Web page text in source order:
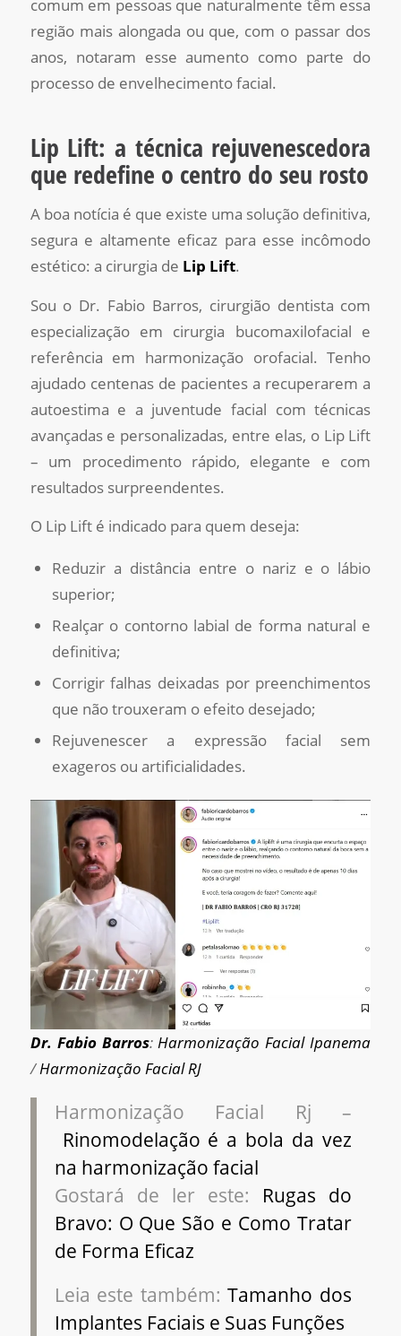
comum em pessoas que naturalmente têm essa
região mais alongada ou que, com o passar dos
anos, notaram esse aumento como parte do
processo de envelhecimento facial.
Lip Lift: a técnica rejuvenescedora
que redefine o centro do seu rosto
A boa notícia é que existe uma solução definitiva,
segura e altamente eficaz para esse incômodo
estético: a cirurgia de Lip Lift.
Sou o Dr. Fabio Barros, cirurgião dentista com
especialização em cirurgia bucomaxilofacial e
referência em harmonização orofacial. Tenho
ajudado centenas de pacientes a recuperarem a
autoestima e a juventude facial com técnicas
avançadas e personalizadas, entre elas, o Lip Lift
– um procedimento rápido, elegante e com
resultados surpreendentes.
O Lip Lift é indicado para quem deseja:
Reduzir a distância entre o nariz e o lábio
superior;
Realçar o contorno labial de forma natural e
definitiva;
Corrigir falhas deixadas por preenchimentos
que não trouxeram o efeito desejado;
Rejuvenescer a expressão facial sem
exageros ou artificialidades.
Dr. Fabio Barros:Harmonização Facial Ipanema
/Harmonização Facial RJ
Harmonização Facial Rj –
Rinomodelação é a bola da vez
na harmonização facial
Gostará de ler este: Rugas do
Bravo: O Que São e Como Tratar
de Forma Eficaz
Leia este também:Tamanho dos
Implantes Faciais e Suas Funções